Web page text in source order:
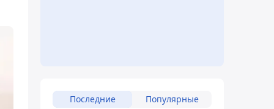
Последние Популярные